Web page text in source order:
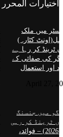
اختيارات المحرر
میں ملک
کٹارہ)
ٹرینڈ کر رہا ہے
کی صفائی کے
اور استعمال
April 27,
میں جنسنگ
ٹرینڈ کر رہی
ہے (2026) – فوائد،